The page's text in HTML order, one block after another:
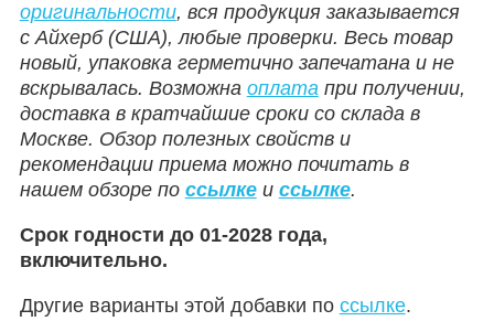
оригинальности, вся продукция заказывается
с Айхерб (США), любые проверки. Весь товар
новый, упаковка герметично запечатана и не
вскрывалась. Возможна оплатапри получении,
доставка в кратчайшие сроки со склада в
Москве. Обзор полезных свойств и
рекомендации приема можно почитать в
нашем обзоре по ссылкеи ссылке.
Срок годности до 01-2028 года,
включительно.
Другие варианты этой добавки по ссылке.